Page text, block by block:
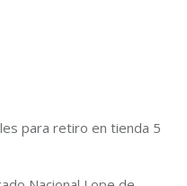
para retiro en tienda 5